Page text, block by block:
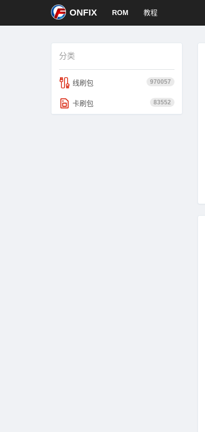
ONFIX ROM 教程
分类
970057
线刷包
83552
卡刷包